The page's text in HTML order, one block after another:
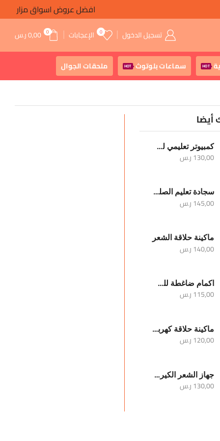
افضل عروض اسواق مزار
تسجيل الدخول 0 الإعجابات 0
0,00ر.س
HOT سماعات بلوتوث HOT ملحقات الجوال
أيضا
كمبيوتر تعليمي للأطفال
130,00ر.س
سجادة تعليم الصلوات الخمس والوضوء
145,00ر.س
ماكينة حلاقة الشعر
140,00ر.س
اكمام ضاغطة للساقين والركبة
115,00ر.س
ماكينة حلاقة كهربائية محمولة للرجال
120,00ر.س
جهاز الشعر الكيرلي
130,00ر.س